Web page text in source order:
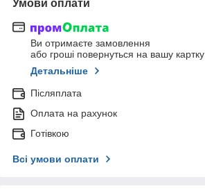
Умови оплати
Ви отримаєте замовлення
або гроші повернуться на вашу картку
Детальніше
Післяплата
Оплата на рахунок
Готівкою
Всі умови оплати